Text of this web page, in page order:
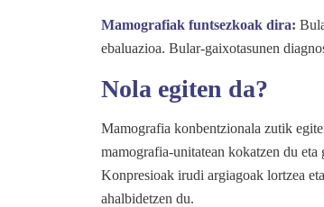
Mamografiak funtsezkoak dira:
ebaluazioa. Bular-gaixotasunen
Nola egiten da?
Mamografia konbentzionala zutik
mamografia-unitatean kokatzen du
Konpresioak irudi argiagoak lortzea
ahalbidetzen du.